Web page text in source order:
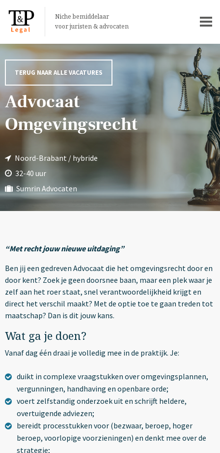
Niche bemiddelaar
voor juristen & advocaten
TERUG NAAR ALLE VACATURES
Advocaat
Omgevingsrecht
Noord-Brabant / hybride
32-40 uur
Sumrin Advocaten
“Met recht jouw nieuwe uitdaging”
Ben jij een gedreven Advocaat die het omgevingsrecht door en
door kent? Zoek je geen doorsnee baan, maar een plek waar je
zelf aan het roer staat, snel verantwoordelijkheid krijgt en
direct het verschil maakt? Met de optie toe te gaan treden tot
maatschap? Dan is dit jouw kans.
Wat ga je doen?
Vanaf dag één draai je volledig mee in de praktijk. Je:
duikt in complexe vraagstukken over omgevingsplannen,
vergunningen, handhaving en openbare orde;
voert zelfstandig onderzoek uit en schrijft heldere,
overtuigende adviezen;
bereidt processtukken voor (bezwaar, beroep, hoger
beroep, voorlopige voorzieningen) en denkt mee over de
strategie;